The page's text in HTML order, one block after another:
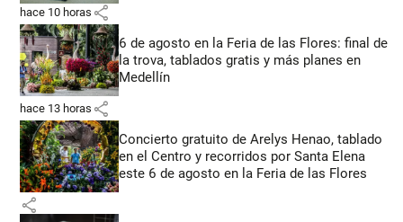
hace 10 horas share
6 de agosto en la Feria de las Flores: final de
la trova, tablados gratis y más planes en
Medellín
hace 13 horas share
Concierto gratuito de Arelys Henao, tablado
en el Centro y recorridos por Santa Elena
este 6 de agosto en la Feria de las Flores
share